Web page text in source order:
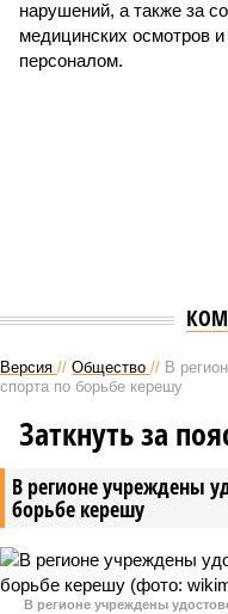
нарушений, а также за
медицинских осмотров и
персоналом.
Версия // Общество // В
спорта по борьбе керешу
В регионе учреждены
борьбе керешу
Заткнуть за
В регионе учреждены